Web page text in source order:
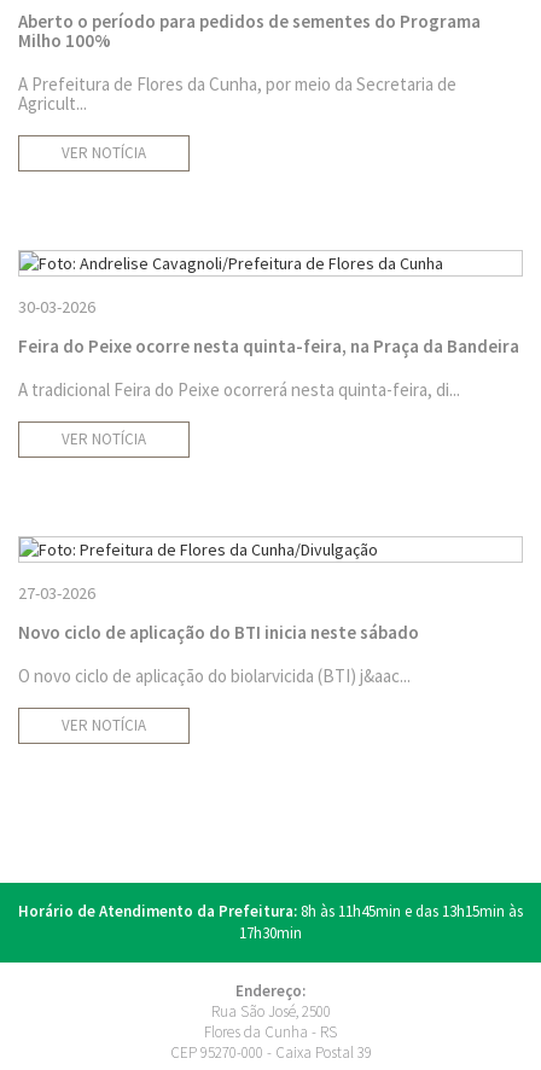
Aberto o período para pedidos de sementes do Programa
Milho 100%
A Prefeitura de Flores da Cunha, por meio da Secretaria de
Agricult...
VER NOTÍCIA
30-03-2026
Feira do Peixe ocorre nesta quinta-feira, na Praça da Bandeira
A tradicional Feira do Peixe ocorrerá nesta quinta-feira, di...
VER NOTÍCIA
27-03-2026
Novo ciclo de aplicação do BTI inicia neste sábado
O novo ciclo de aplicação do biolarvicida (BTI) j&aac...
VER NOTÍCIA
Horário de Atendimento da Prefeitura:8h às 11h45min e das 13h15min às
17h30min
Endereço:
Rua São José, 2500
Flores da Cunha - RS
CEP 95270-000 - Caixa Postal 39